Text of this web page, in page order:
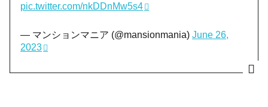
pic.twitter.com/nkDDnMw5s4
— マンションマニア (@mansionmania)June 26,
2023